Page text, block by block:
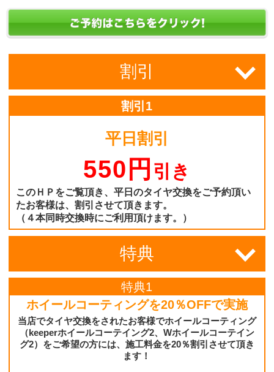
割引
割引1
平日割引
550円 引き
このＨＰをご覧頂き、平日のタイヤ交換をご予約頂い
たお客様は、割引させて頂きます。
（４本同時交換時にご利用頂けます。）
特典
特典1
ホイールコーティングを20％OFFで実施
当店でタイヤ交換をされたお客様でホイールコーティング
（keeperホイールコーテイング2、Wホイールコーテイン
グ2）をご希望の方には、施工料金を20％割引させて頂き
ます！